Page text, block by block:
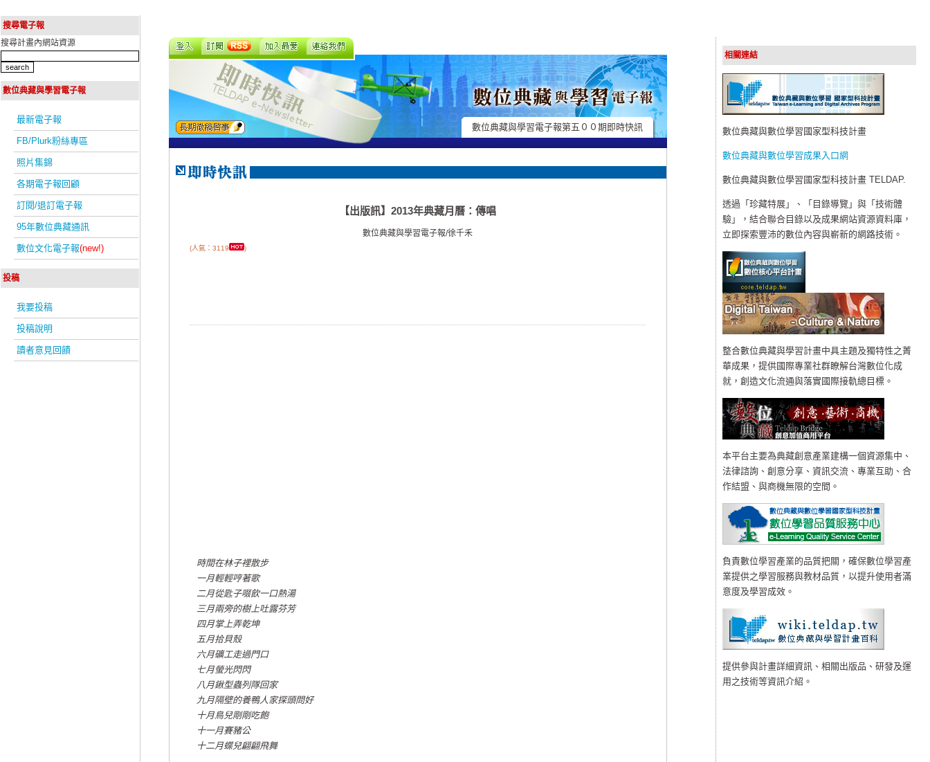
搜尋電子報
搜尋計畫內網站資源
數位典藏與學習電子報
最新電子報
FB/Plurk粉絲專區
照片集錦
各期電子報回顧
訂閱/退訂電子報
95年數位典藏通訊
數位文化電子報(new!)
投稿
我要投稿
投稿說明
讀者意見回饋
相關連結
數位典藏與數位學習國家型科技計畫
數位典藏與數位學習成果入口網
數位典藏與數位學習國家型科技計畫 TELDAP.
透過「珍藏特展」、「目錄導覽」與「技術體
驗」，結合聯合目錄以及成果網站資源資料庫，
立即探索豐沛的數位內容與嶄新的網路技術。
整合數位典藏與學習計畫中具主題及獨特性之菁
華成果，提供國際專業社群瞭解台灣數位化成
就，創造文化流通與落實國際接軌總目標。
本平台主要為典藏創意產業建構一個資源集中、
法律諮詢、創意分享、資訊交流、專業互助、合
作結盟、與商機無限的空間。
負責數位學習產業的品質把關，確保數位學習產
業提供之學習服務與教材品質，以提升使用者滿
意度及學習成效。
提供參與計畫詳細資訊、相關出版品、研發及運
用之技術等資訊介紹。
數位典藏與學習電子報第五００期即時快訊
【出版訊】2013年典藏月曆：傳唱
數位典藏與學習電子報/徐千禾
(人氣：3119 )
時間在林子裡散步
一月輕輕哼著歌
二月從匙子啜飲一口熱湯
三月兩旁的樹上吐露芬芳
四月掌上弄乾坤
五月拾貝殼
六月礦工走過門口
七月螢光閃閃
八月鍬型蟲列隊回家
九月隔壁的養鴨人家探頭問好
十月鳥兒剛剛吃飽
十一月賽豬公
十二月蝶兒翩翩飛舞